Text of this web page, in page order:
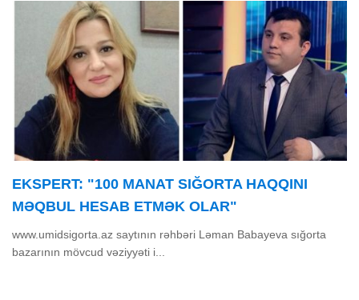
EKSPERT: "100 MANAT SIĞORTA HAQQINI
MƏQBUL HESAB ETMƏK OLAR"
www.umidsigorta.az saytının rəhbəri Ləman Babayeva sığorta
bazarının mövcud vəziyyəti i...